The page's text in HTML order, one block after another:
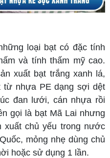
loại bạt có đặc tính
và tính thấm mỹ cao.
xuất bạt trắng xanh lá,
từ nhựa PE dạng sợi dệt
đan lưới, cán nhựa rồi
gọi là bạt Mã Lai nhưng
xuất chủ yếu trong nước
mỏng nhẹ dùng chủ
hoặc sử dụng 1 lần.